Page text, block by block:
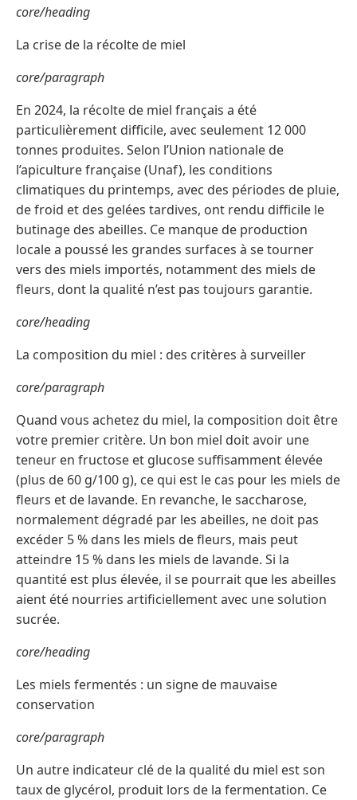
core/heading
La crise de la récolte de miel
core/paragraph
En 2024, la récolte de miel français a été
particulièrement difficile, avec seulement 12 000
tonnes produites. Selon l’Union nationale de
l’apiculture française (Unaf), les conditions
climatiques du printemps, avec des périodes de pluie,
de froid et des gelées tardives, ont rendu difficile le
butinage des abeilles. Ce manque de production
locale a poussé les grandes surfaces à se tourner
vers des miels importés, notamment des miels de
fleurs, dont la qualité n’est pas toujours garantie.
core/heading
La composition du miel : des critères à surveiller
core/paragraph
Quand vous achetez du miel, la composition doit être
votre premier critère. Un bon miel doit avoir une
teneur en fructose et glucose suffisamment élevée
(plus de 60 g/100 g), ce qui est le cas pour les miels de
fleurs et de lavande. En revanche, le saccharose,
normalement dégradé par les abeilles, ne doit pas
excéder 5 % dans les miels de fleurs, mais peut
atteindre 15 % dans les miels de lavande. Si la
quantité est plus élevée, il se pourrait que les abeilles
aient été nourries artificiellement avec une solution
sucrée.
core/heading
Les miels fermentés : un signe de mauvaise
conservation
core/paragraph
Un autre indicateur clé de la qualité du miel est son
taux de glycérol, produit lors de la fermentation. Ce